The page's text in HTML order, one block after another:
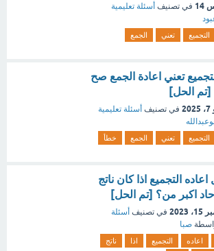
في تصنيف أسئلة تعليمية
التجميع تعني الجمع
تعني اعادة الجمع صح
[تم الحل]
في تصنيف أسئلة تعليمية
التجميع تعني الجمع خطأ
التجميع اذا كان ناتج
اكبر من؟ [تم الحل]
في تصنيف أسئلة
صبا
اعاده التجميع اذا ناتج